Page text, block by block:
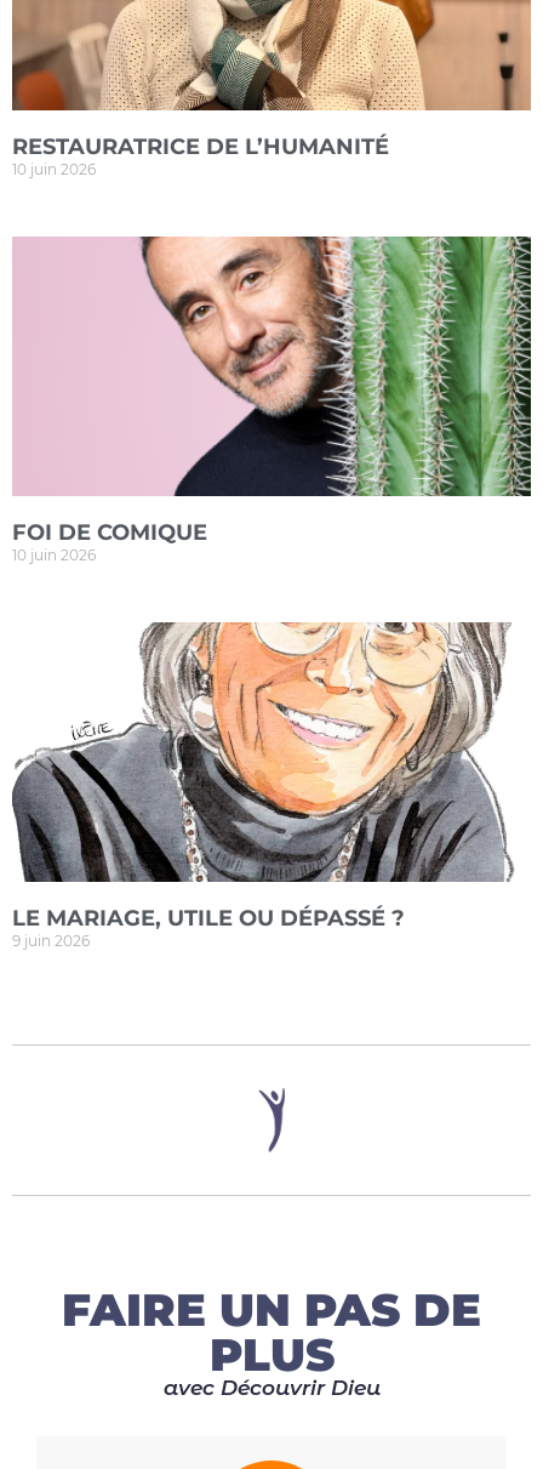
RESTAURATRICE DE L’HUMANITÉ
10 juin 2026
FOI DE COMIQUE
10 juin 2026
LE MARIAGE, UTILE OU DÉPASSÉ ?
9 juin 2026
FAIRE UN PAS DE
PLUS
avec Découvrir Dieu